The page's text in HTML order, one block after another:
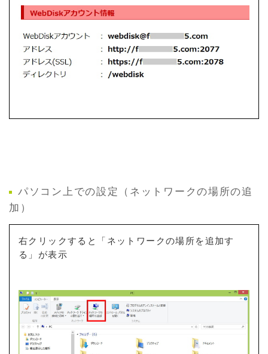
パソコン上での設定（ネットワークの場所の追
加）
右クリックすると「ネットワークの場所を追加す
る」が表示